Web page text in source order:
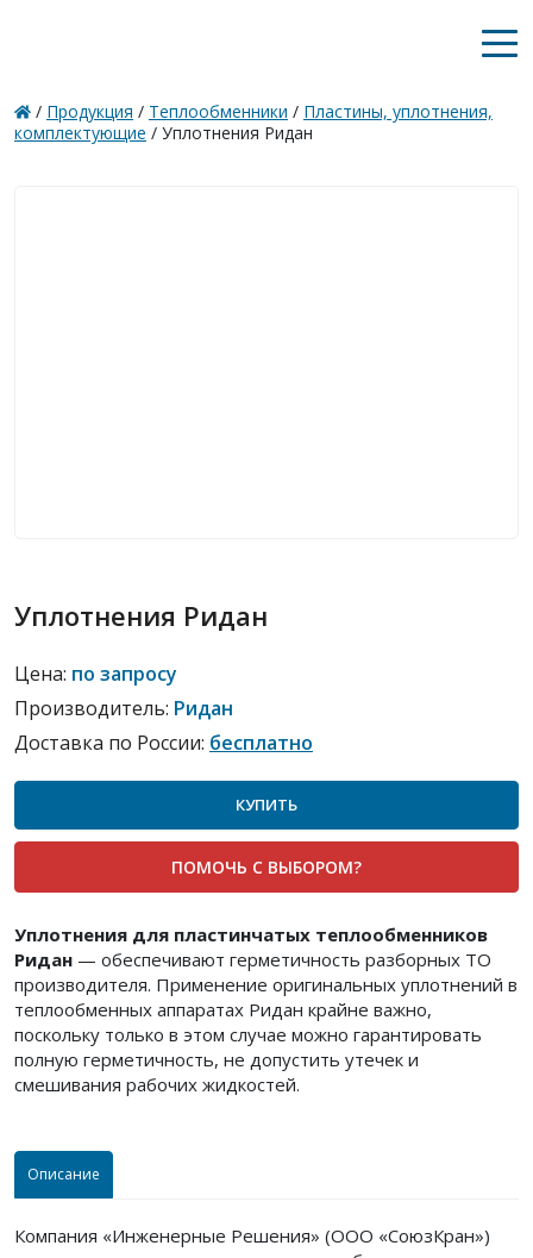
/ Продукция / Теплообменники / Пластины, уплотнения,
комплектующие / Уплотнения Ридан
Уплотнения Ридан
Цена: по запросу
Производитель: Ридан
Доставка по России: бесплатно
КУПИТЬ
ПОМОЧЬ С ВЫБОРОМ?
Уплотнения для пластинчатых теплообменников
Ридан — обеспечивают герметичность разборных ТО
производителя. Применение оригинальных уплотнений в
теплообменных аппаратах Ридан крайне важно,
поскольку только в этом случае можно гарантировать
полную герметичность, не допустить утечек и
смешивания рабочих жидкостей.
Описание
Компания «Инженерные Решения» (ООО «СоюзКран»)